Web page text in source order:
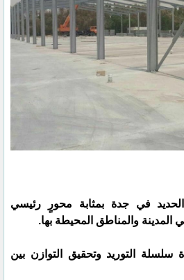
في جدة بمثابة محورٍ رئيسي
المدينة والمناطق المحيطة بها.
التوريد وتحقيق التوازن بين